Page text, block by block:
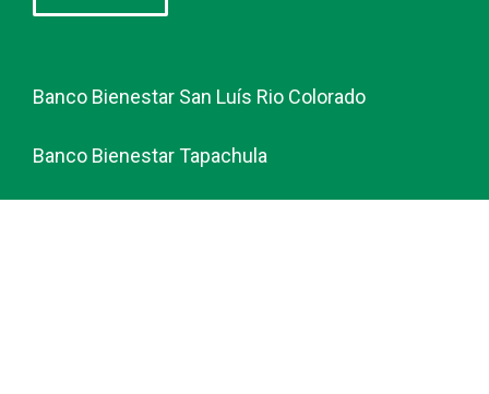
Banco Bienestar San Luís Rio Colorado
Banco Bienestar Tapachula